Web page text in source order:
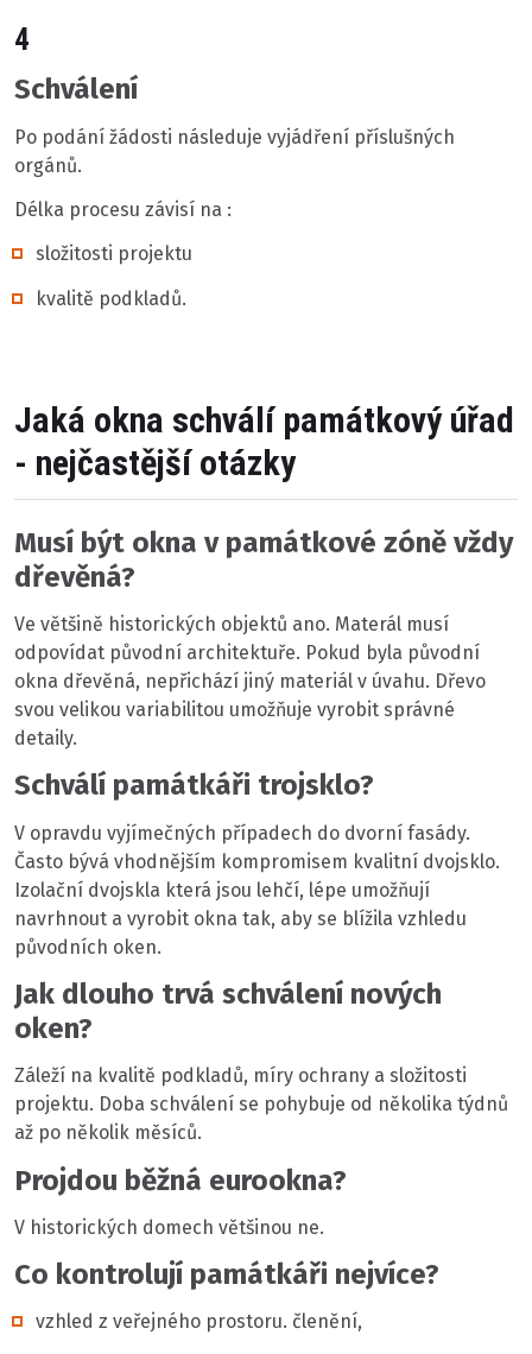
4
Schválení
Po podání žádosti následuje vyjádření příslušných
orgánů.
Délka procesu závisí na :
složitosti projektu
kvalitě podkladů.
Jaká okna schválí památkový úřad
- nejčastější otázky
Musí být okna v památkové zóně vždy
dřevěná?
Ve většině historických objektů ano. Materál musí
odpovídat původní architektuře. Pokud byla původní
okna dřevěná, nepřichází jiný materiál v úvahu. Dřevo
svou velikou variabilitou umožňuje vyrobit správné
detaily.
Schválí památkáři trojsklo?
V opravdu vyjímečných případech do dvorní fasády.
Často bývá vhodnějším kompromisem kvalitní dvojsklo.
Izolační dvojskla která jsou lehčí, lépe umožňují
navrhnout a vyrobit okna tak, aby se blížila vzhledu
původních oken.
Jak dlouho trvá schválení nových
oken?
Záleží na kvalitě podkladů, míry ochrany a složitosti
projektu. Doba schválení se pohybuje od několika týdnů
až po několik měsíců.
Projdou běžná eurookna?
V historických domech většinou ne.
Co kontrolují památkáři nejvíce?
vzhled z veřejného prostoru. členění,